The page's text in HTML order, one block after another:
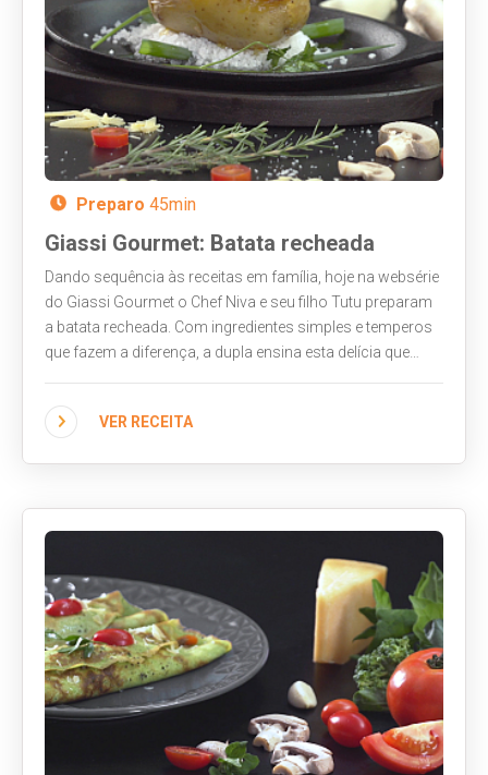
Preparo 45min
Giassi Gourmet: Batata recheada
Dando sequência às receitas em família, hoje na websérie
do Giassi Gourmet o Chef Niva e seu filho Tutu preparam
a batata recheada. Com ingredientes simples e temperos
que fazem a diferença, a dupla ensina esta delícia que
Assista ao vídeo!
VER RECEITA